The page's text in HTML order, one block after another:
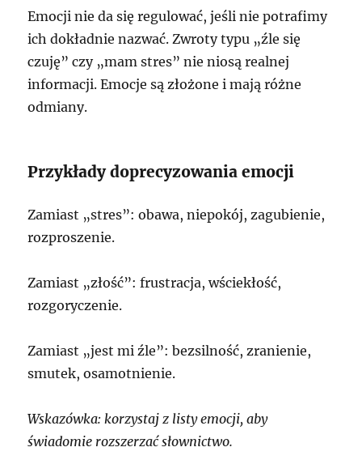
Emocji nie da się regulować, jeśli nie potrafimy
ich dokładnie nazwać. Zwroty typu „źle się
czuję” czy „mam stres” nie niosą realnej
informacji. Emocje są złożone i mają różne
odmiany.
Przykłady doprecyzowania emocji
Zamiast „stres”: obawa, niepokój, zagubienie,
rozproszenie.
Zamiast „złość”: frustracja, wściekłość,
rozgoryczenie.
Zamiast „jest mi źle”: bezsilność, zranienie,
smutek, osamotnienie.
Wskazówka: korzystaj z listy emocji, aby
świadomie rozszerzać słownictwo.